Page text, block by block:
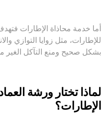
أما خدمة محاذاة الإطارات
للإطارات، مثل زوايا التوازي
بشكل صحيح ومنع التآكل الغير
لماذا تختار ورشة
الإطارات؟